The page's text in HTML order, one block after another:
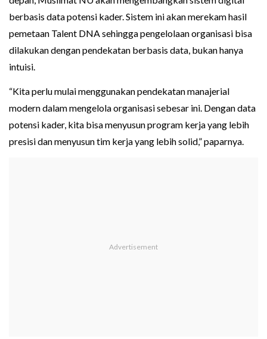
berbasis data potensi kader. Sistem ini akan merekam hasil
pemetaan Talent DNA sehingga pengelolaan organisasi bisa
dilakukan dengan pendekatan berbasis data, bukan hanya
intuisi.
“Kita perlu mulai menggunakan pendekatan manajerial
modern dalam mengelola organisasi sebesar ini. Dengan data
potensi kader, kita bisa menyusun program kerja yang lebih
presisi dan menyusun tim kerja yang lebih solid,” paparnya.